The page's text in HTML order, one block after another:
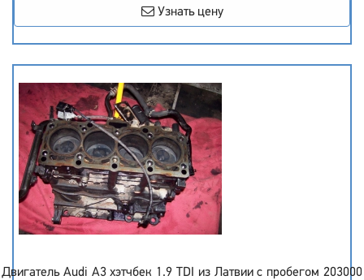
Узнать цену
Двигатель Audi A3 хэтчбек 1.9 TDI из Латвии с пробегом 203000